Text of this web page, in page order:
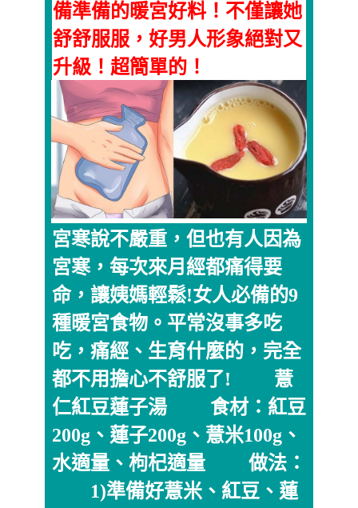
備準備的暖宮好料！不僅讓她
舒舒服服，好男人形象絕對又
升級！超簡單的！
宮寒說不嚴重，但也有人因為
宮寒，每次來月經都痛得要
命，讓姨媽輕鬆!女人必備的9
種暖宮食物。平常沒事多吃
吃，痛經、生育什麼的，完全
都不用擔心不舒服了! 薏
仁紅豆蓮子湯 食材：紅豆
200g、蓮子200g、薏米100g、
水適量、枸杞適量 做法：
1)準備好薏米、紅豆、蓮